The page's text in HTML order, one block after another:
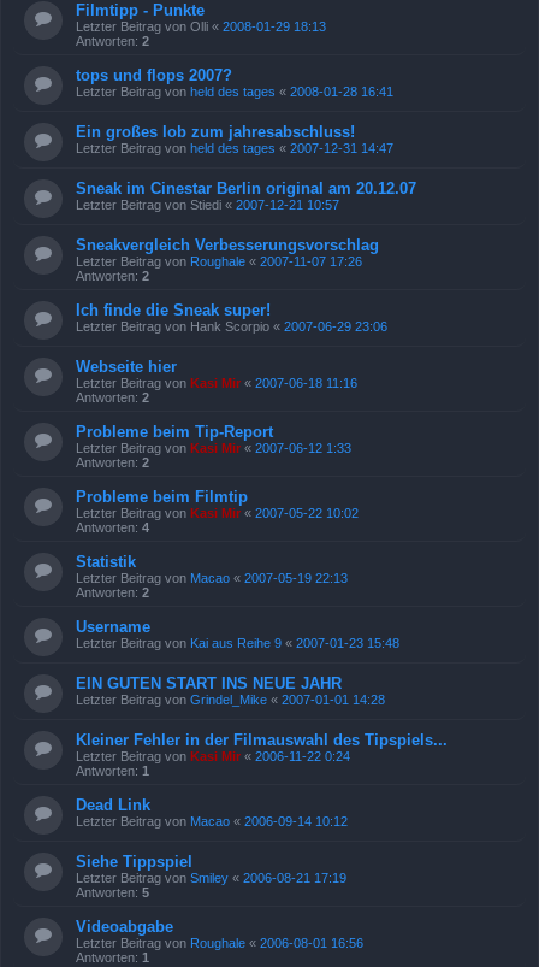
Filmtipp - Punkte
Letzter Beitrag von Olli « 2008-01-29 18:13
Antworten: 2
tops und flops 2007?
Letzter Beitrag von held des tages « 2008-01-28 16:41
Ein großes lob zum jahresabschluss!
Letzter Beitrag von held des tages « 2007-12-31 14:47
Sneak im Cinestar Berlin original am 20.12.07
Letzter Beitrag von Stiedi « 2007-12-21 10:57
Sneakvergleich Verbesserungsvorschlag
Letzter Beitrag von Roughale « 2007-11-07 17:26
Antworten: 2
Ich finde die Sneak super!
Letzter Beitrag von Hank Scorpio « 2007-06-29 23:06
Webseite hier
Letzter Beitrag von Kasi Mir « 2007-06-18 11:16
Antworten: 2
Probleme beim Tip-Report
Letzter Beitrag von Kasi Mir « 2007-06-12 1:33
Antworten: 2
Probleme beim Filmtip
Letzter Beitrag von Kasi Mir « 2007-05-22 10:02
Antworten: 4
Statistik
Letzter Beitrag von Macao « 2007-05-19 22:13
Antworten: 2
Username
Letzter Beitrag von Kai aus Reihe 9 « 2007-01-23 15:48
EIN GUTEN START INS NEUE JAHR
Letzter Beitrag von Grindel_Mike « 2007-01-01 14:28
Kleiner Fehler in der Filmauswahl des Tipspiels...
Letzter Beitrag von Kasi Mir « 2006-11-22 0:24
Antworten: 1
Dead Link
Letzter Beitrag von Macao « 2006-09-14 10:12
Siehe Tippspiel
Letzter Beitrag von Smiley « 2006-08-21 17:19
Antworten: 5
Videoabgabe
Letzter Beitrag von Roughale « 2006-08-01 16:56
Antworten: 1